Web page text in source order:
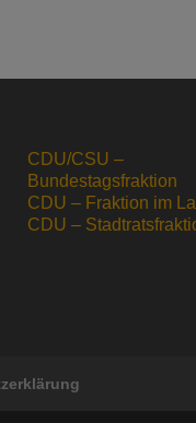
CDU/CSU –
Bundestagsfraktion
CDU – Fraktion im
CDU –